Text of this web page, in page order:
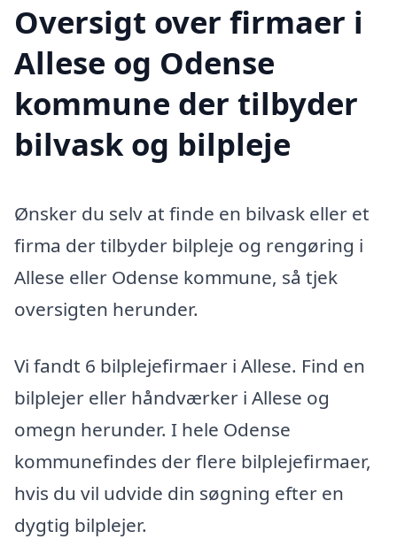
Oversigt over firmaer i
Allese og Odense
kommune der tilbyder
bilvask og bilpleje
Ønsker du selv at finde en bilvask eller et
firma der tilbyder bilpleje og rengøring i
Allese eller Odense kommune, så tjek
oversigten herunder.
Vi fandt 6 bilplejefirmaer i Allese. Find en
bilplejer eller håndværker i Allese og
omegn herunder. I hele Odense
kommunefindes der flere bilplejefirmaer,
hvis du vil udvide din søgning efter en
dygtig bilplejer.